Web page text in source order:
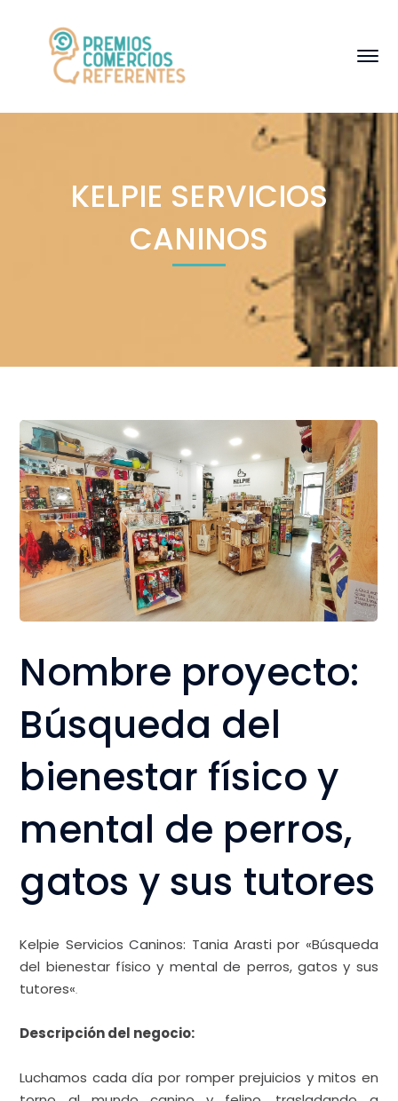
KELPIE SERVICIOS
CANINOS
Nombre proyecto:
Búsqueda del
bienestar físico y
mental de perros,
gatos y sus tutores
Kelpie Servicios Caninos: Tania Arastipor «Búsqueda
del bienestar físico y mental de perros, gatos y sus
tutores«.
Descripción del negocio:
Luchamos cada día por romper prejuicios y mitos en